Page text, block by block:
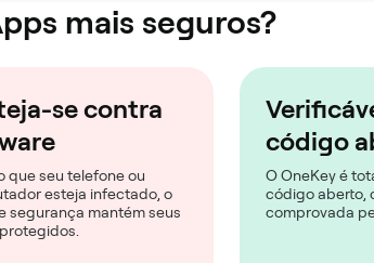
mais seguros?
se contra
que seu telefone ou
esteja infectado, o
segurança mantém seus
código
O OneKey é
código aberto,
comprovada